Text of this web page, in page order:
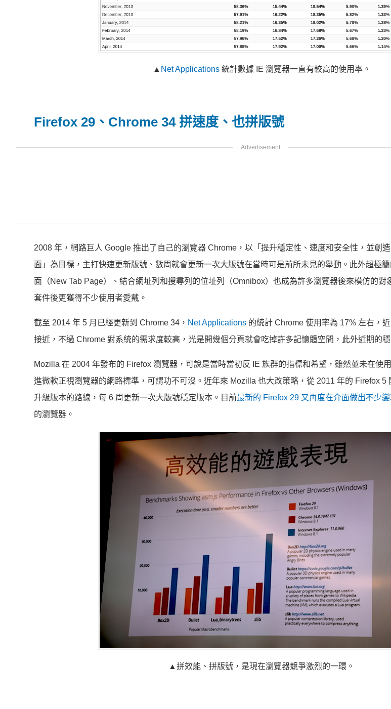
▲ Net Applications統計數據 IE 瀏覽器一直有較高的使用率。
Firefox 29、Chrome 34 拼速度、也拼版號
2008 年，網路巨人 Google 推出了自己的瀏覽器 Chrome，以「 提升穩定性、速度和安全性，並創
面」為目標，主打快速更新版號、數周就會更新一次大版號在當時可是前所未見的舉動。此外超極
面（New Tab Page）、結合網址列和搜尋列的位址列（Omnibox）也成為許多瀏覽器後來模仿的對
套件後更獲得不少使用者愛戴。
截至 2014 年 5 月已經更新到 Chrome 34， Net Applications 的統計 Chrome 使用率為 17% 左右，
接近，不過 Chrome 對系統的需求度較高，光是開幾個分頁就會吃掉許多記憶體空間，此外近期的
Mozilla 在 2004 年發布的 Firefox 瀏覽器，可說是當時當初反 IE 族群的指標和希望，雖然並未在使
進微軟正視瀏覽器的網路標準，可謂功不可沒。近年來 Mozilla 也大改策略，從 2011 年的 Firefox 5
升級版本的路線，每 6 周更新一次大版號穩定版本。目前最新的 Firefox 29 又再度在介面做出不少
的瀏覽器。
▲拼效能、拼版號，是現在瀏覽器競爭激烈的一環。